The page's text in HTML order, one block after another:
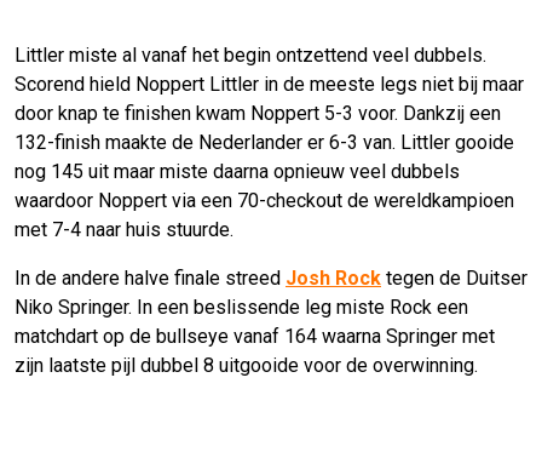
Littler miste al vanaf het begin ontzettend veel dubbels.
Scorend hield Noppert Littler in de meeste legs niet bij maar
door knap te finishen kwam Noppert 5-3 voor. Dankzij een
132-finish maakte de Nederlander er 6-3 van. Littler gooide
nog 145 uit maar miste daarna opnieuw veel dubbels
waardoor Noppert via een 70-checkout de wereldkampioen
met 7-4 naar huis stuurde.
In de andere halve finale streed Josh Rock tegen de Duitser
Niko Springer. In een beslissende leg miste Rock een
matchdart op de bullseye vanaf 164 waarna Springer met
zijn laatste pijl dubbel 8 uitgooide voor de overwinning.